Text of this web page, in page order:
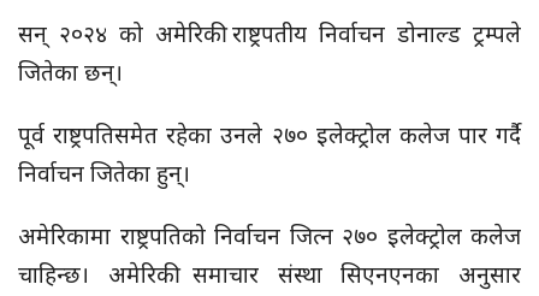
सन् २०२४ को अमेरिकी राष्ट्रपतीय निर्वाचन डोनाल्ड ट्रम्पले
जितेका छन्।
पूर्व राष्ट्रपतिसमेत रहेका उनले २७० इलेक्ट्रोल कलेज पार गर्दै
निर्वाचन जितेका हुन्।
अमेरिकामा राष्ट्रपतिको निर्वाचन जित्न २७० इलेक्ट्रोल कलेज
चाहिन्छ। अमेरिकी समाचार संस्था सिएनएनका अनुसार